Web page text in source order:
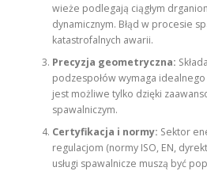
wieże podlegają ciągłym
dynamicznym. Błąd w procesie
katastrofalnych awarii.
Precyzja geometryczna:
podzespołów wymaga
jest możliwe tylko dzięki
spawalniczym.
Certyfikacja i normy: Sektor
regulacjom (normy ISO, EN,
usługi spawalnicze muszą być